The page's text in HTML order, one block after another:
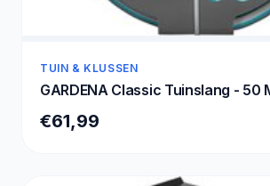
TUIN & KLUSSEN
GARDENA Classic Tuinslang - 50
€61,99